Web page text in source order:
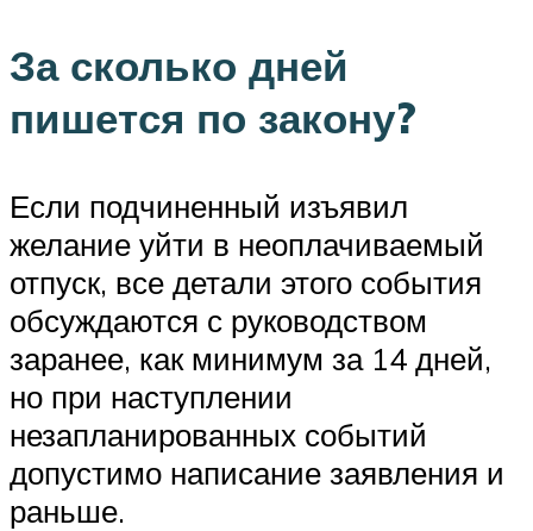
За сколько дней
пишется по закону?
Если подчиненный изъявил
желание уйти в неоплачиваемый
отпуск, все детали этого события
обсуждаются с руководством
заранее, как минимум за 14 дней,
но при наступлении
незапланированных событий
допустимо написание заявления и
раньше.